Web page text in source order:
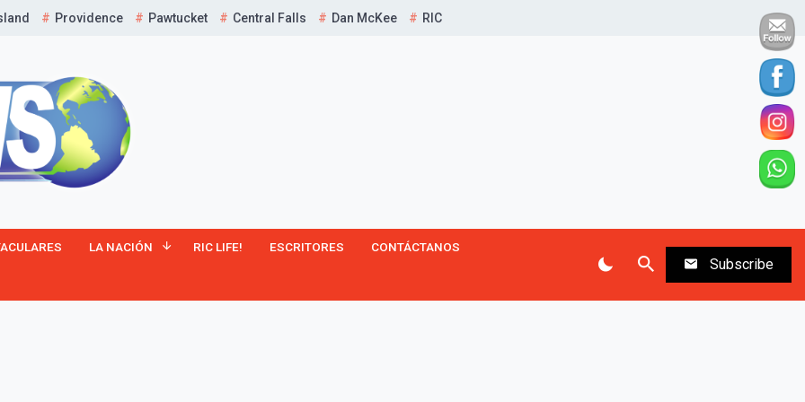
Providence Pawtucket Central Falls Dan McKee RIC
LA NACIÓN RIC LIFE! ESCRITORES CONTÁCTANOS
Subscribe
¡Suscríbete y Vive la
Experiencia!